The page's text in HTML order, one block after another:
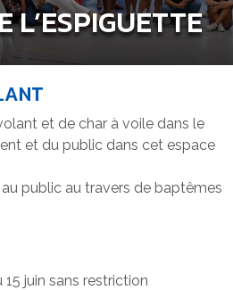
L’ESPIGUETTE
et de char à voile dans le
et du public dans cet espace
public au travers de baptêmes
juin sans restriction